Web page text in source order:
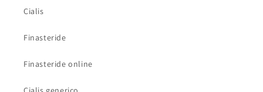
Cialis
Finasteride
Finasteride online